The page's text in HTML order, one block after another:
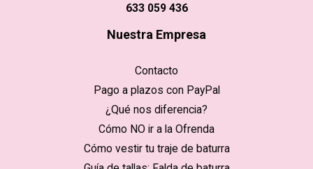
633 059 436
Nuestra Empresa
Contacto
Pago a plazos con PayPal
¿Qué nos diferencia?
Cómo NO ir a la Ofrenda
Cómo vestir tu traje de baturra